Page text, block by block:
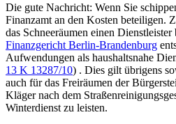
Die gute Nachricht: Wenn Sie
Finanzamt an den Kosten beteiligen.
das Schneeräumen einen Dienstleister
Finanzgericht Berlin-Brandenburg
Aufwendungen als haushaltsnahe
13 K 13287/10) . Dies gilt übrigens
auch für das Freiräumen der
Kläger nach dem
Winterdienst zu leisten.